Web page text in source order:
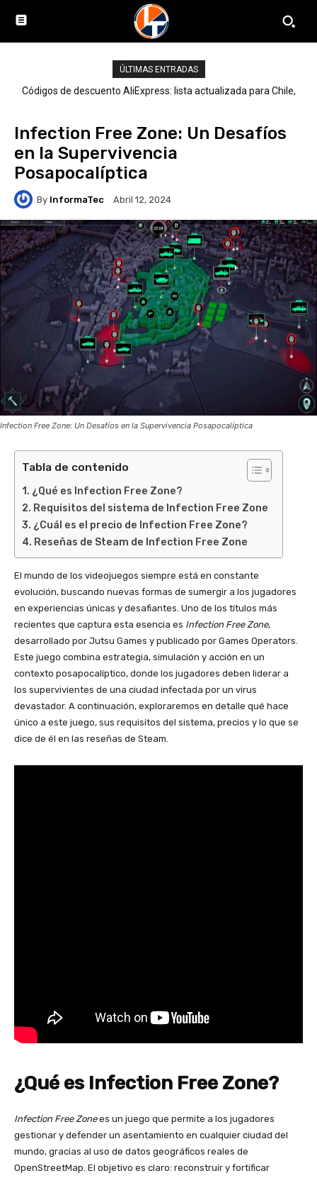
ÚLTIMAS ENTRADAS
Códigos de descuento AliExpress: lista actualizada para Chile,
Infection Free Zone: Un Desafíos
en la Supervivencia
Posapocalíptica
By InformaTec Abril 12, 2024
Infection Free Zone: Un Desafíos en la Supervivencia Posapocalíptica
Tabla de contenido
¿Qué es Infection Free Zone?
Requisitos del sistema de Infection Free Zone
¿Cuál es el precio de Infection Free Zone?
Reseñas de Steam de Infection Free Zone
El mundo de los videojuegos siempre está en constante
evolución, buscando nuevas formas de sumergir a los jugadores
en experiencias únicas y desafiantes. Uno de los títulos más
recientes que captura esta esencia es Infection Free Zone,
desarrollado por Jutsu Games y publicado por Games Operators.
Este juego combina estrategia, simulación y acción en un
contexto posapocalíptico, donde los jugadores deben liderar a
los supervivientes de una ciudad infectada por un virus
devastador. A continuación, exploraremos en detalle qué hace
único a este juego, sus requisitos del sistema, precios y lo que se
dice de él en las reseñas de Steam.
¿Qué es Infection Free Zone?
Infection Free Zonees un juego que permite a los jugadores
gestionar y defender un asentamiento en cualquier ciudad del
mundo, gracias al uso de datos geográficos reales de
OpenStreetMap. El objetivo es claro: reconstruir y fortificar